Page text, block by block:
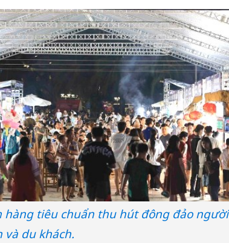
hàng tiêu chuẩn thu hút đông đảo người
và du khách.